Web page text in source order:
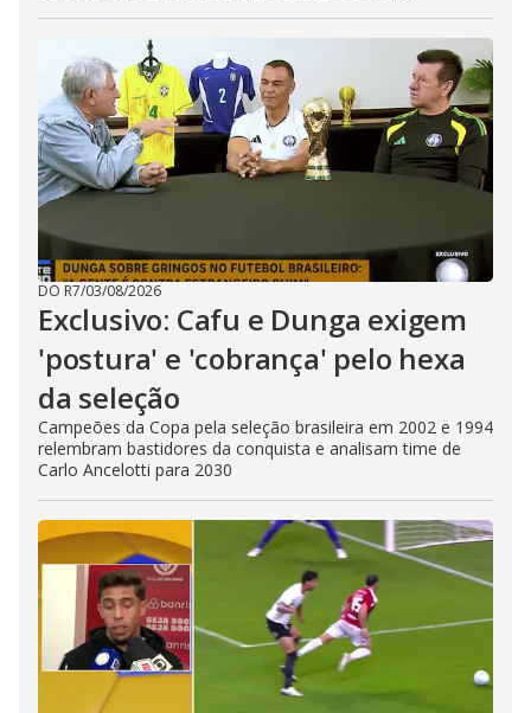
DO R7/03/08/2026
Exclusivo: Cafu e Dunga exigem
'postura' e 'cobrança' pelo hexa
da seleção
Campeões da Copa pela seleção brasileira em 2002 e 1994
relembram bastidores da conquista e analisam time de
Carlo Ancelotti para 2030